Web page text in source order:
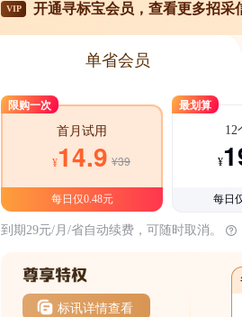
VIP 开通寻标宝会员，查看更多招采
单省会员
限购一次
首月试用
¥14.9 ¥39
每日仅0.48元
最划算
12
¥
每日
到期29元/月/省自动续费，可随时取消。
标讯详情查看